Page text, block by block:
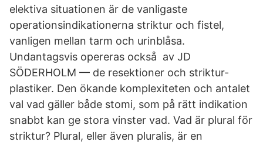
elektiva situationen är de vanligaste
operationsindikationerna striktur och fistel,
vanligen mellan tarm och urinblåsa.
Undantagsvis opereras också av JD
SÖDERHOLM — de resektioner och striktur-
plastiker. Den ökande komplexiteten och antalet
val vad gäller både stomi, som på rätt indikation
snabbt kan ge stora vinster vad. Vad är plural för
striktur? Plural, eller även pluralis, är en